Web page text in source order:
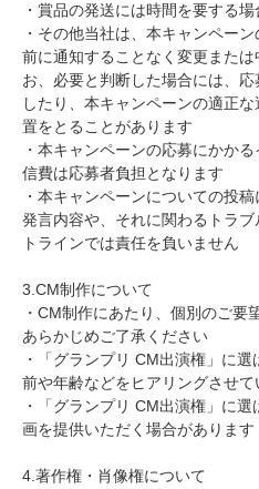
・賞品の発送には時間を要する
・その他当社は、本キャンペー
前に通知することなく変更また
お、必要と判断した場合には、
したり、本キャンペーンの適正
置をとることがあります
・本キャンペーンの応募にかか
信費は応募者負担となります
・本キャンペーンについての投
発言内容や、それに関わるトラ
トラインでは責任を負いません
3.CM制作について
・CM制作にあたり、個別のご要
あらかじめご了承ください
・「グランプリ CM出演権」に
前や年齢などをヒアリングさせ
・「グランプリ CM出演権」に
画を提供いただく場合があります
4.著作権・肖像権について